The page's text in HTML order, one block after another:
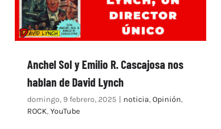
Anchel Sol y Emilio R. Cascajosa nos
hablan de David Lynch
domingo, 9 febrero, 2025 noticia, Opinión,
ROCK, YouTube